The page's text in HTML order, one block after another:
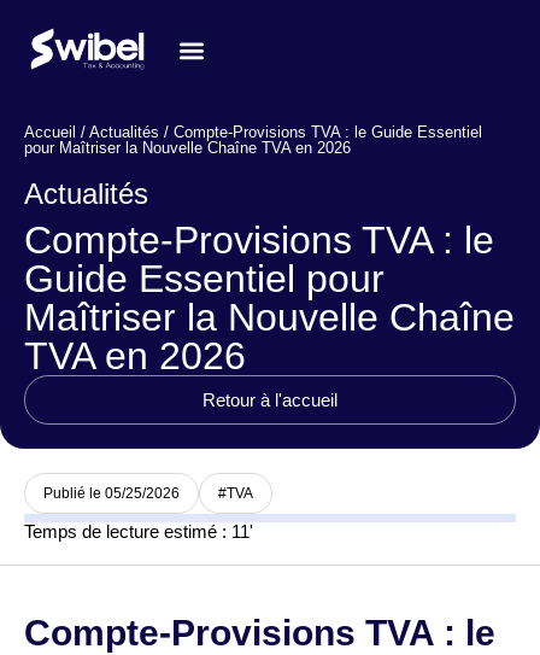
Accueil / Actualités / Compte-Provisions TVA : le Guide Essentiel
pour Maîtriser la Nouvelle Chaîne TVA en 2026
Actualités
Compte-Provisions TVA : le
Guide Essentiel pour
Maîtriser la Nouvelle Chaîne
TVA en 2026
Retour à l'accueil
Publié le 05/25/2026 #TVA
Temps de lecture estimé : 11'
Compte-Provisions TVA : le